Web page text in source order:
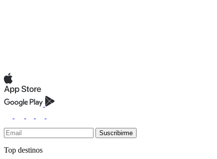
Suscribirme
Top destinos